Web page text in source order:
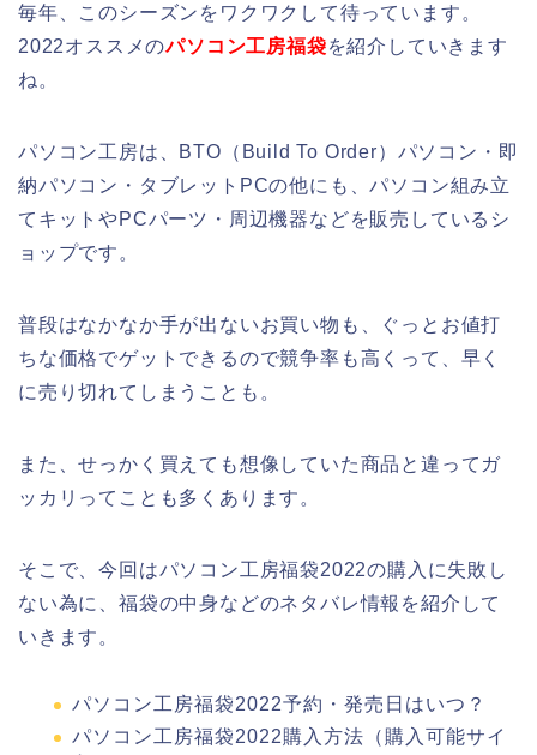
毎年、このシーズンをワクワクして待っています。
2022オススメのパソコン工房福袋を紹介していきます
ね。
パソコン工房は、BTO（Build To Order）パソコン・即
納パソコン・タブレットPCの他にも、パソコン組み立
てキットやPCパーツ・周辺機器などを販売しているシ
ョップです。
普段はなかなか手が出ないお買い物も、ぐっとお値打
ちな価格でゲットできるので競争率も高くって、早く
に売り切れてしまうことも。
また、せっかく買えても想像していた商品と違ってガ
ッカリってことも多くあります。
そこで、今回はパソコン工房福袋2022の購入に失敗し
ない為に、福袋の中身などのネタバレ情報を紹介して
いきます。
パソコン工房福袋2022予約・発売日はいつ？
パソコン工房福袋2022購入方法（購入可能サイ